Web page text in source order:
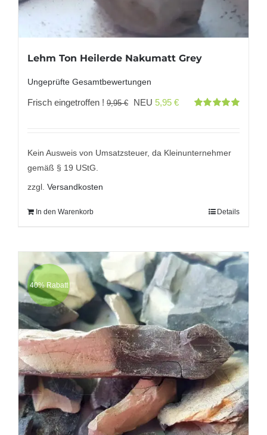
Lehm Ton Heilerde Nakumatt Grey
Ungeprüfte Gesamtbewertungen
Frisch eingetroffen ! 9,95€
Ursprünglicher
9,95 €
NEU 5,95 €Aktueller
5,95 €.
Kein Ausweis von Umsatzsteuer, da Kleinunternehmer
gemäß § 19 UStG.
zzgl. Versandkosten
In den Warenkorb Details
40% Rabatt